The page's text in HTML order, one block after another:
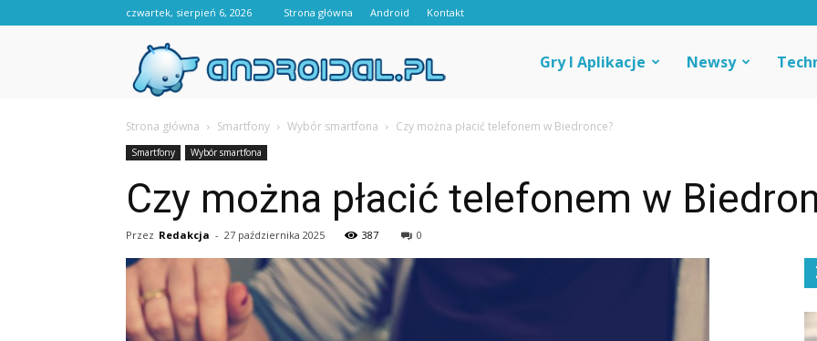
czwartek, sierpień 6, 2026 Strona główna Android Kontakt
Gry I Aplikacje Newsy
Strona główna Smartfony Wybór smartfona Czy można płacić telefonem w Biedronce?
Smartfony Wybór smartfona
Czy można płacić telefonem w
Przez Redakcja - 27 października 2025 387 0